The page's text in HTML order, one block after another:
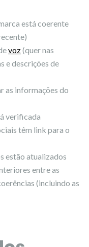
está coerente
voz(quer nas
e descrições de
as informações do
verificada
têm link para o
estão atualizados
entre as
(incluindo as